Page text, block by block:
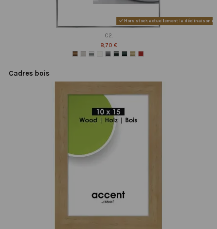
C2.
8,70 €
Hors stock actuellement la déclinaison
Cadres bois